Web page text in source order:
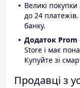
Великі
до 24
банку.
Додаток Prom
Store і має
Купуйте зі
Продавці з